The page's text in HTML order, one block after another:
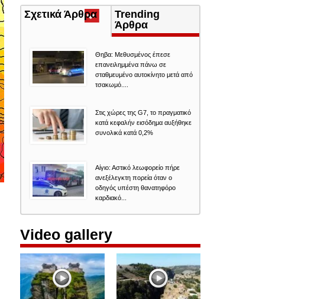
Σχετικά Άρθρα (ενεργή
καρτέλα)
Trending
Άρθρα
Θηβα: Μεθυσμένος έπεσε
επανειλημμένα πάνω σε
σταθμευμένο αυτοκίνητο μετά από
τσακωμό....
Στις χώρες της G7, το πραγματικό
κατά κεφαλήν εισόδημα αυξήθηκε
συνολικά κατά 0,2%
Αίγιο: Αστικό λεωφορείο πήρε
ανεξέλεγκτη πορεία όταν ο
οδηγός υπέστη θανατηφόρο
καρδιακό...
Video gallery